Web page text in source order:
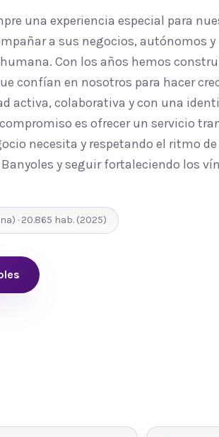
una experiencia especial para
a sus negocios, autónomos
Con los años hemos
confían en nosotros para hacer
activa, colaborativa y con una
es ofrecer un servicio
necesita y respetando el ritmo
y seguir fortaleciendo los
) · 20.865 hab. (2025)